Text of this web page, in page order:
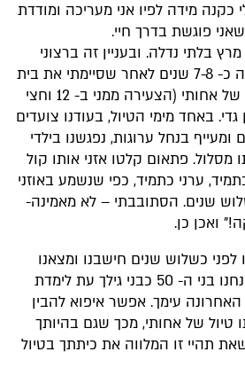
מידה לפיו אני מעריכה ומודדת
פוגשת בדרך חיי.
בלתי נדלה. ובעניין זה ברצוני
לספר אנקדוטה שארעה כ- 7-8 שנים לאחר שסיימתי את בית
הספר. ליויתי טיול בי"ס של אחותי (הצעירה ממני ב- 12 וחצי
באחד מימי הטיול, בעודנו צועדים
בנחל ערוגות, נפגשנו בילדי
מסלול. פתאום קלטו אזני אותו קול
ערני כתמיד, כפי שנשמע באוזני
שנים. הסתובבתי – לא מאמינה-
ואכן כן.
כשלוש שנים חישבנו ומצאנו
שבעת הפגישה היינו אנחנו בני ה- 50 כבני גילך עת לימדת
האחרונה עימך. אפשר איפוא להבין
טיול של אחותי, מכך שגם בהיותך
שאת תהיי זו המלווה את כיתתך בטיול